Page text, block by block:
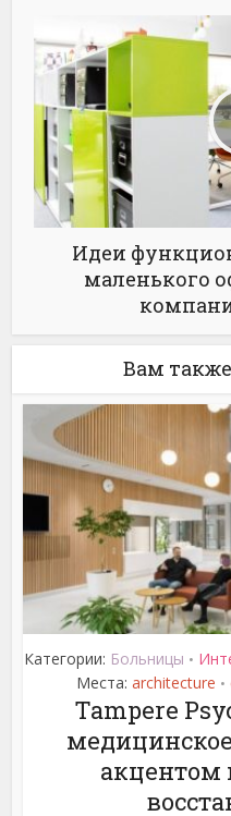
Идеи
маленького
Вам
Категории: Больницы •
Места: architecture •
Tampere
акцентом